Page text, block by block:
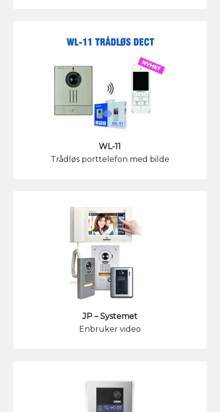
WL-11
Trådløs porttelefon med bilde
JP – Systemet
Enbruker video